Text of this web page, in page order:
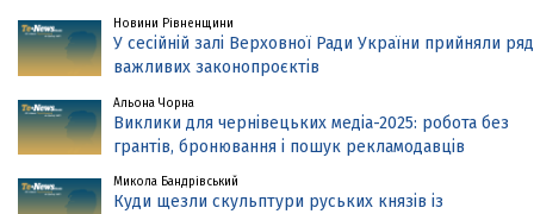
Новини Рівненщини
У сесійній залі Верховної Ради України прийняли ряд
важливих законопроєктів
Альона Чорна
Виклики для чернівецьких медіа-2025: робота без
грантів, бронювання і пошук рекламодавців
Микола Бандрівський
Куди щезли скульптури руських князів із